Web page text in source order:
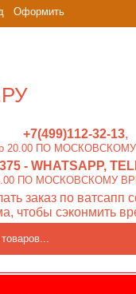
Оформить
+7(499)112-32-13
20.00 ПО
- WHATSAPP,
ПО МОСКОВСКОМУ
заказ по ватсапп
чтобы сэконмить